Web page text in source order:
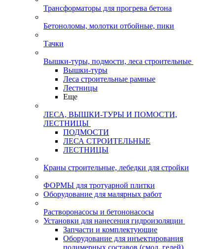
Трансформаторы для прогрева бетона
Бетоноломы, молотки отбойные, пики
Тачки
Вышки-туры, подмости, леса строительные
Вышки-туры
Леса строительные рамные
Лестницы
Еще
ЛЕСА, ВЫШКИ-ТУРЫ И ПОМОСТИ,
ЛЕСТНИЦЫ
ПОДМОСТИ
ЛЕСА СТРОИТЕЛЬНЫЕ
ЛЕСТНИЦЫ
Краны строительные, лебедки для стройки
ФОРМЫ для тротуарной плитки
Оборудование для малярных работ
Растворонасосы и бетононасосы
Установки для нанесения гидроизоляции
Запчасти и комплектующие
Оборудование для инъектирования
полимерных составов (смол, гелей)